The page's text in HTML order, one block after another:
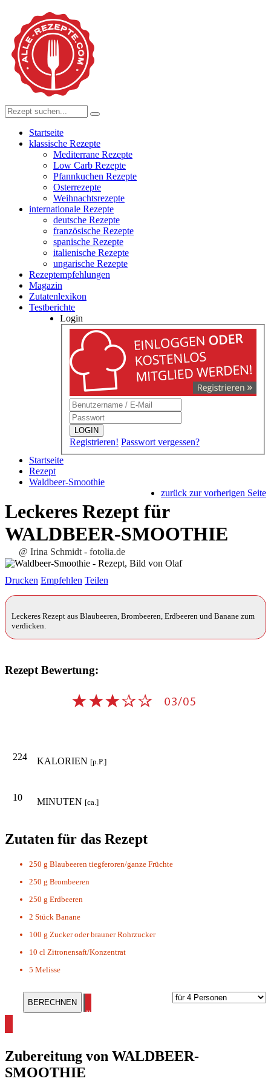
Startseite
klassische Rezepte
Mediterrane Rezepte
Low Carb Rezepte
Pfannkuchen Rezepte
Osterrezepte
Weihnachtsrezepte
internationale Rezepte
deutsche Rezepte
französische Rezepte
spanische Rezepte
italienische Rezepte
ungarische Rezepte
Rezeptempfehlungen
Magazin
Zutatenlexikon
Testberichte
Login
LOGIN
Registrieren! Passwort vergessen?
Startseite
Rezept
Waldbeer-Smoothie
zurück zur vorherigen Seite
Leckeres Rezept für
WALDBEER-SMOOTHIE
@ Irina Schmidt - fotolia.de
Drucken Empfehlen Teilen
Leckeres Rezept aus Blaubeeren, Brombeeren, Erdbeeren und Banane zum
verdicken.
Rezept Bewertung:
224 KALORIEN [p.P.]
10 MINUTEN [ca.]
Zutaten für das Rezept
250 g Blaubeeren tiegferoren/ganze Früchte
250 g Brombeeren
250 g Erdbeeren
2 Stück Banane
100 g Zucker oder brauner Rohrzucker
10 cl Zitronensaft/Konzentrat
5 Melisse
alle Smoothie Rezepte ansehen
Zubereitung von WALDBEER-
SMOOTHIE